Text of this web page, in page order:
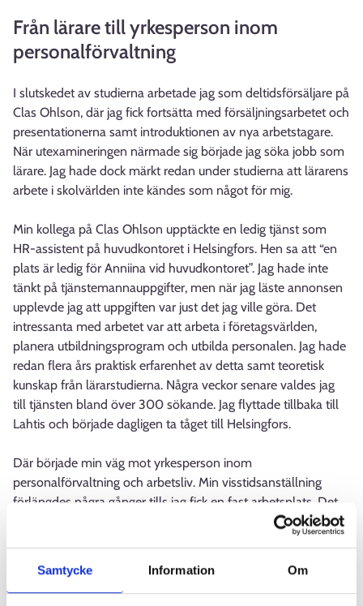
Samtycke Information Om
Från lärare till yrkesperson inom
personalförvaltning
I slutskedet av studierna arbetade jag som deltidsförsäljare på
Clas Ohlson, där jag fick fortsätta med försäljningsarbetet och
presentationerna samt introduktionen av nya arbetstagare.
När utexamineringen närmade sig började jag söka jobb som
lärare. Jag hade dock märkt redan under studierna att lärarens
arbete i skolvärlden inte kändes som något för mig.
Min kollega på Clas Ohlson upptäckte en ledig tjänst som
HR-assistent på huvudkontoret i Helsingfors. Hen sa att “en
plats är ledig för Anniina vid huvudkontoret”. Jag hade inte
tänkt på tjänstemannauppgifter, men när jag läste annonsen
upplevde jag att uppgiften var just det jag ville göra. Det
intressanta med arbetet var att arbeta i företagsvärlden,
planera utbildningsprogram och utbilda personalen. Jag hade
redan flera års praktisk erfarenhet av detta samt teoretisk
kunskap från lärarstudierna. Några veckor senare valdes jag
till tjänsten bland över 300 sökande. Jag flyttade tillbaka till
Lahtis och började dagligen ta tåget till Helsingfors.
Där började min väg mot yrkesperson inom
personalförvaltning och arbetsliv. Min visstidsanställning
förlängdes några gånger tills jag fick en fast arbetsplats. Det
var mitt arbete på Clas Ohlson som fostrade mig mest
yrkesmässigt, eftersom jag fick jobba med ett brett spektrum
personalförvaltning under en krävande men utvecklande chef
i ett internationellt företag.